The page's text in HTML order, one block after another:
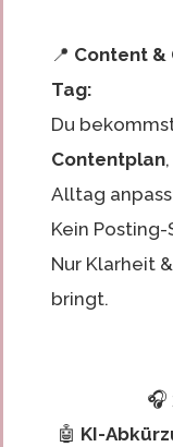
📍 Content &
Tag:
Du
Contentplan
Alltag
Kein
Nur Klarheit
bringt.
🎧
🤖 KI-